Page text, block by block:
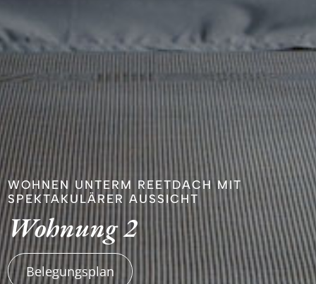
WOHNEN UNTERM REETDACH MIT
SPEKTAKULÄRER AUSSICHT
Wohnung 2
Belegungsplan